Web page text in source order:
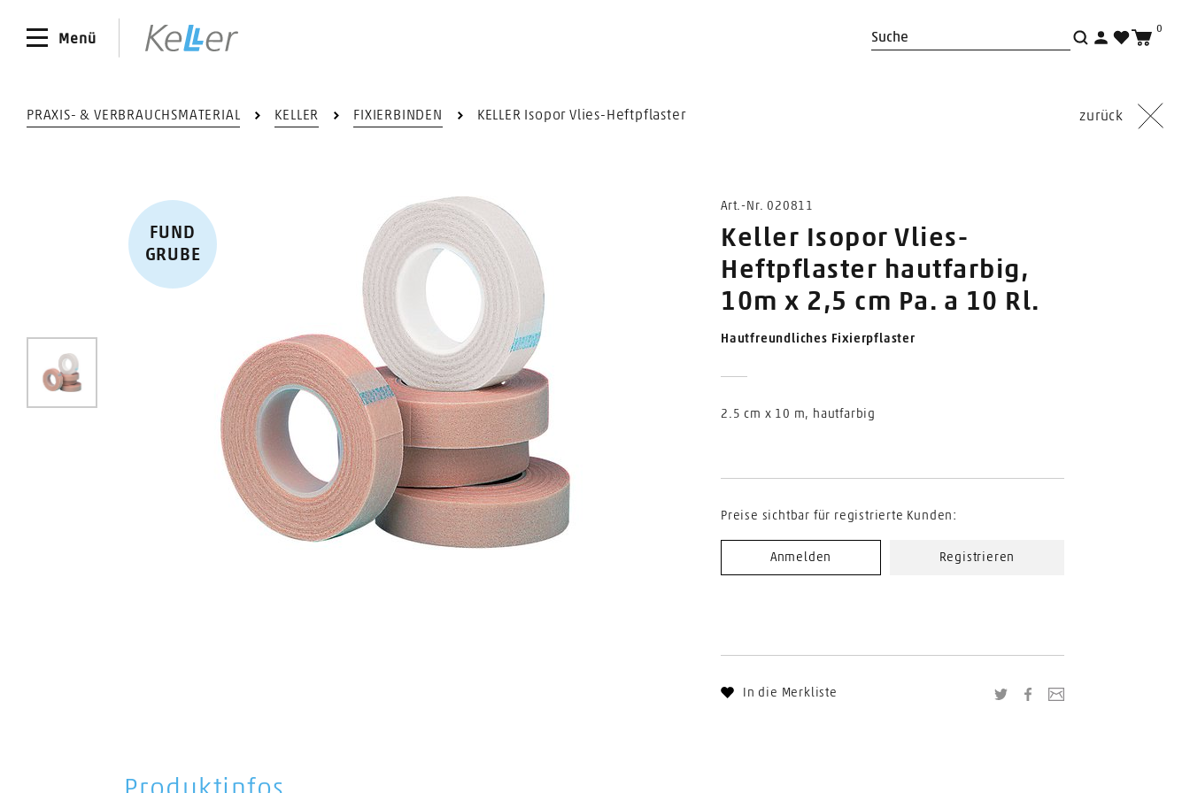
Menü
Suche
0
PRAXIS- & VERBRAUCHSMATERIAL KELLER FIXIERBINDEN KELLER Isopor Vlies-Heftpflaster zurück
FUND​
GRUBE
0
Art.-Nr. 020811
Keller Isopor Vlies-
Heftpflaster hautfarbig,
10m x 2,5 cm Pa. a 10 Rl.
Hautfreundliches Fixierpflaster
2.5 cm x 10 m, hautfarbig
Preise sichtbar für registrierte Kunden:
Anmelden Registrieren
In die Merkliste TwitterFacebook